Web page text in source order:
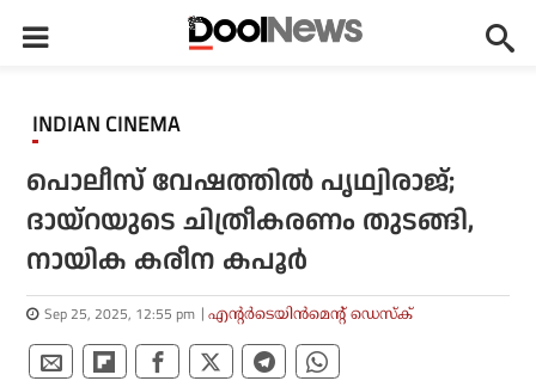
INDIAN CINEMA
പൊലീസ് വേഷത്തില്‍ പൃഥ്വിരാജ്;
ദായ്‌റയുടെ ചിത്രീകരണം തുടങ്ങി,
നായിക കരീന കപൂര്‍
Sep 25, 2025, 12:55 pm എന്റര്‍ടെയിന്‍മെന്റ് ഡെസ്‌ക്